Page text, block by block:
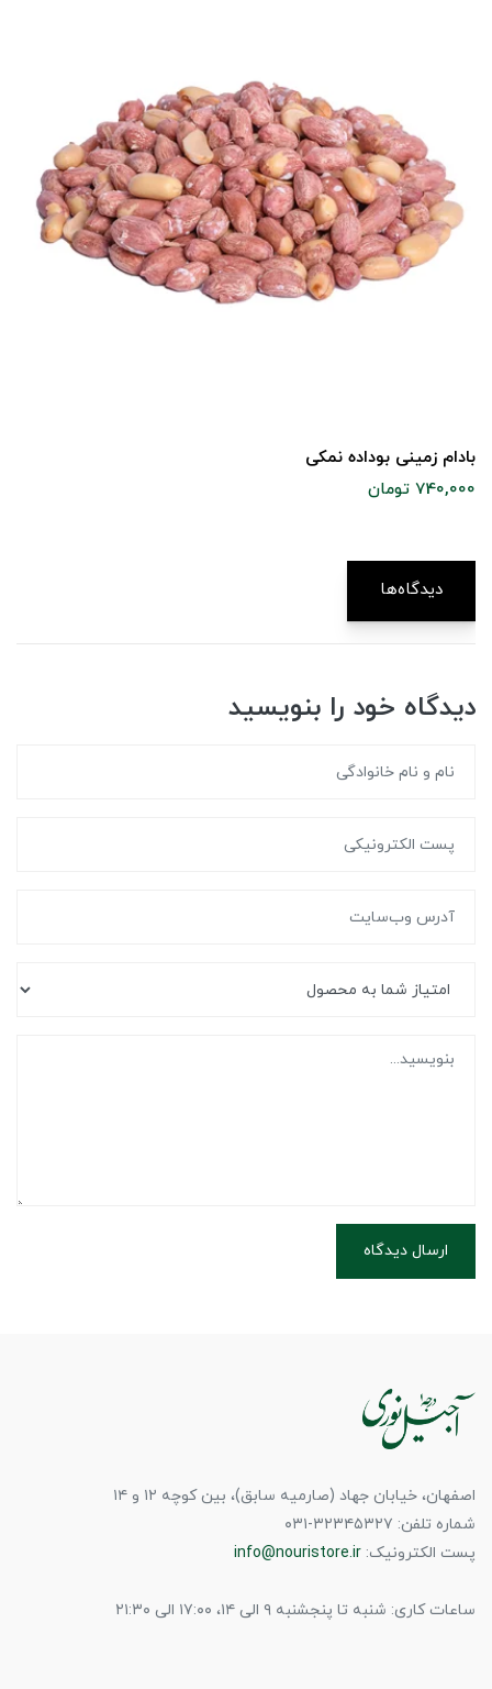
بادام زمینی بوداده نمکی
740,000 تومان
دیدگاه‌ها
دیدگاه خود را بنویسید
ارسال دیدگاه
اصفهان، خیابان جهاد (صارمیه سابق)، بین کوچه ۱۲ و ۱۴
شماره تلفن: ۳۲۳۴۵۳۲۷-۰۳۱
پست الکترونیک: info@nouristore.ir
ساعات کاری: شنبه تا پنجشنبه ۹ الی ۱۴، ۱۷:۰۰ الی ۲۱:۳۰